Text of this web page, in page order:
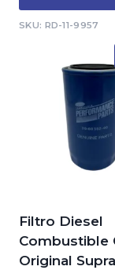
SKU: RD-11-9957
Filtro Diesel
Combustible
Original